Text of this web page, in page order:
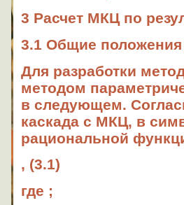
3 Расчет МКЦ по
3.1 Общие
Для разработки
методом
в следующем.
каскада с МКЦ, в
рациональной
, (3.1)
где ;